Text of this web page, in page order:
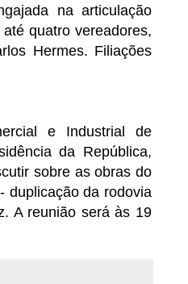
na articulação
quatro vereadores,
Hermes. Filiações
e Industrial de
da República,
sobre as obras do
duplicação da rodovia
A reunião será às 19